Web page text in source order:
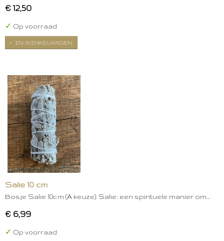
€ 12,50
✓ Op voorraad
IN WINKELWAGEN
Salie 10 cm
Bosje Salie 10cm (A keuze). Salie: een spirituele manier om…
€ 6,99
✓ Op voorraad